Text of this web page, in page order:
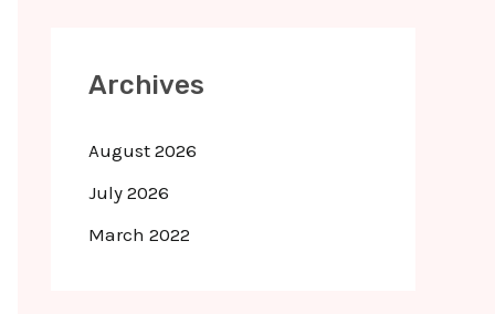
Archives
August 2026
July 2026
March 2022